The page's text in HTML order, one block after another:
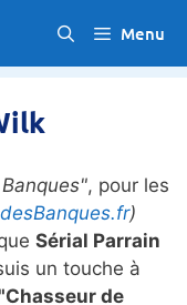
Menu
, pour les
)
Sérial Parrain
un touche à
de